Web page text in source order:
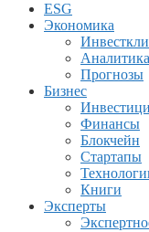
ESG
Экономика
Аналитика
Прогнозы
Бизнес
Финансы
Блокчейн
Стартапы
Книги
Эксперты